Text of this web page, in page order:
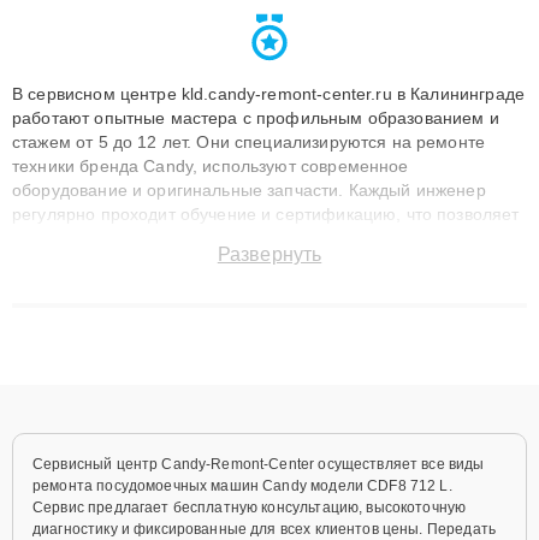
В сервисном центре kld.candy-remont-center.ru в Калининграде
работают опытные мастера с профильным образованием и
стажем от 5 до 12 лет. Они специализируются на ремонте
техники бренда Candy, используют современное
оборудование и оригинальные запчасти. Каждый инженер
регулярно проходит обучение и сертификацию, что позволяет
технику с сохранением гарантии до 3 лет. Наши мастера
Развернуть
Сервисный центр Candy-Remont-Center осуществляет все виды
ремонта посудомоечных машин Candy модели CDF8 712 L.
Сервис предлагает бесплатную консультацию, высокоточную
диагностику и фиксированные для всех клиентов цены. Передать